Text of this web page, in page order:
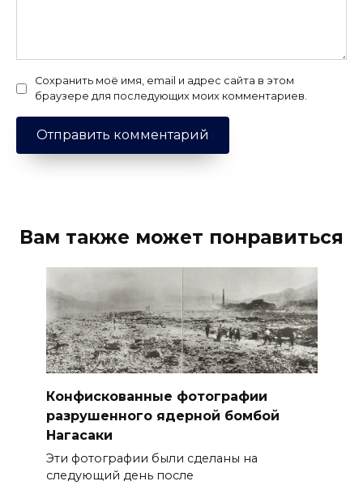
Сохранить моё имя, email и адрес сайта в этом
браузере для последующих моих комментариев.
Вам также может понравиться
Конфискованные фотографии
разрушенного ядерной бомбой
Нагасаки
Эти фотографии были сделаны на
следующий день после